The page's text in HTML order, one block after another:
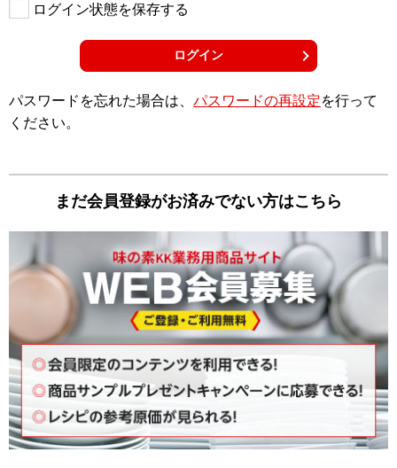
ログイン状態を保存する
パスワードを忘れた場合は、 パスワードの再設定を⾏って
ください。
まだ会員登録がお済みでない⽅はこちら